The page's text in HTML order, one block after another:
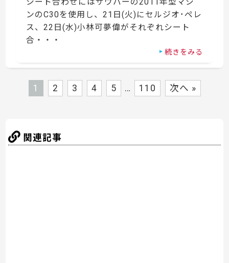
ンのC30を使用し、21日(火)にセルジオ･ペレ
ス、22日(水)小林可夢偉がそれぞれシート
合・・・
続きをみる
1 2 3 4 5 … 110 次へ »
関連記事